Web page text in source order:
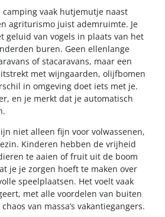
camping vaak hutjemutje naast
agriturismo juist ademruimte. Je
geluid van vogels in plaats van het
buren. Geen ellenlange
of stacaravans, maar een
met wijngaarden, olijfbomen
in omgeving doet iets met je.
en je merkt dat je automatisch
niet alleen fijn voor volwassenen,
Kinderen hebben de vrijheid
te aaien of fruit uit de boom
je je zorgen hoeft te maken over
speelplaatsen. Het voelt vaak
met alle voordelen van buiten
van massa’s vakantiegangers.